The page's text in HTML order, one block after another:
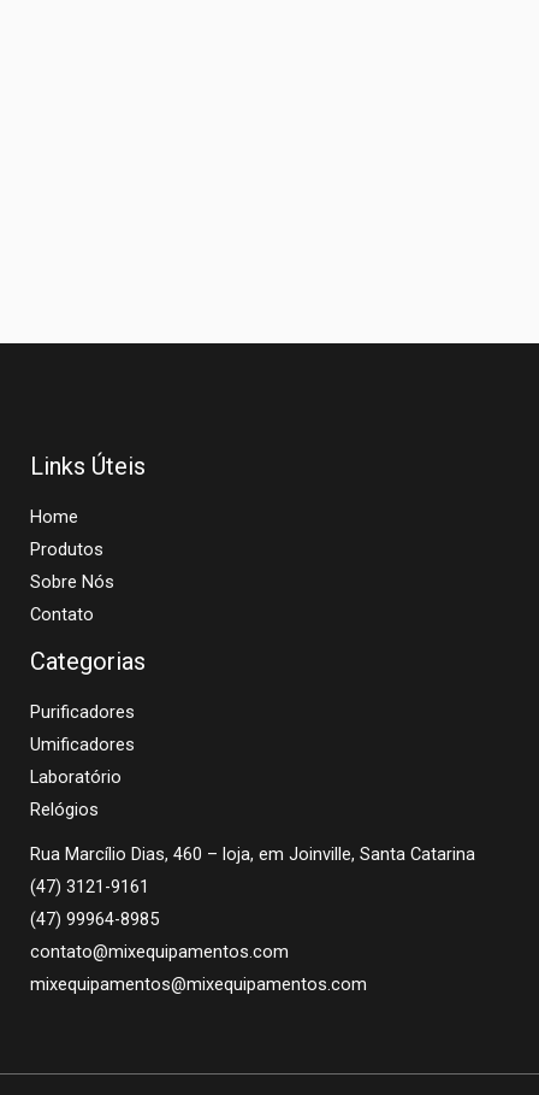
Links Úteis
Home
Produtos
Sobre Nós
Contato
Categorias
Purificadores
Umificadores
Laboratório
Relógios
Rua Marcílio Dias, 460 – loja, em Joinville, Santa Catarina
(47) 3121-9161
(47) 99964-8985
contato@mixequipamentos.com
mixequipamentos@mixequipamentos.com